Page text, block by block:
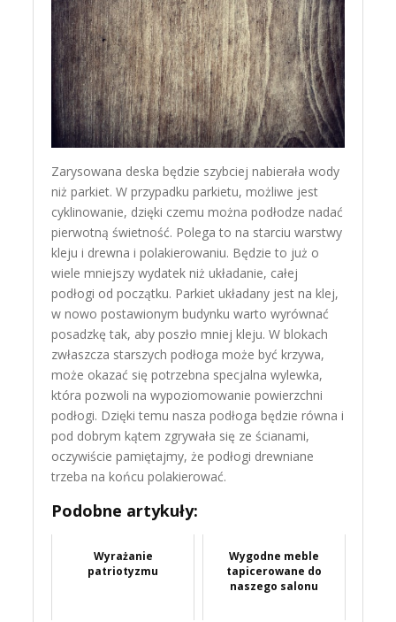
Zarysowana deska będzie szybciej nabierała wody
niż parkiet. W przypadku parkietu, możliwe jest
cyklinowanie, dzięki czemu można podłodze nadać
pierwotną świetność. Polega to na starciu warstwy
kleju i drewna i polakierowaniu. Będzie to już o
wiele mniejszy wydatek niż układanie, całej
podłogi od początku. Parkiet układany jest na klej,
w nowo postawionym budynku warto wyrównać
posadzkę tak, aby poszło mniej kleju. W blokach
zwłaszcza starszych podłoga może być krzywa,
może okazać się potrzebna specjalna wylewka,
która pozwoli na wypoziomowanie powierzchni
podłogi. Dzięki temu nasza podłoga będzie równa i
pod dobrym kątem zgrywała się ze ścianami,
oczywiście pamiętajmy, że podłogi drewniane
trzeba na końcu polakierować.
Podobne artykuły:
Wyrażanie
patriotyzmu
Wygodne meble
tapicerowane do
naszego salonu